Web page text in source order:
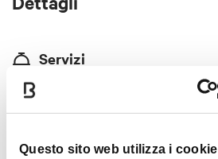
Questo sito web utilizza i cookie
Servizi
Giardino/dehor